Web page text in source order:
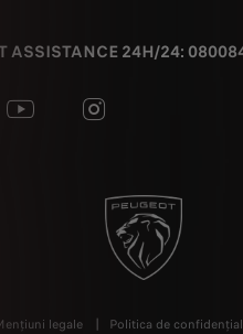
ASSISTANCE 24H/24:
legale
Politica de